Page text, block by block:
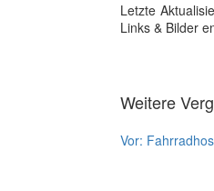
Letzte
Links & Bilder
Weitere
Vor: